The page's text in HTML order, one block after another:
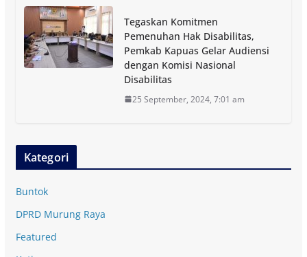
Tegaskan Komitmen
Pemenuhan Hak Disabilitas,
Pemkab Kapuas Gelar Audiensi
dengan Komisi Nasional
Disabilitas
25 September, 2024, 7:01 am
Kategori
Buntok
DPRD Murung Raya
Featured